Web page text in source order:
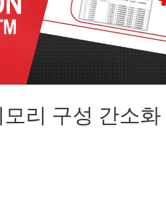
Video
리 구성 간소화